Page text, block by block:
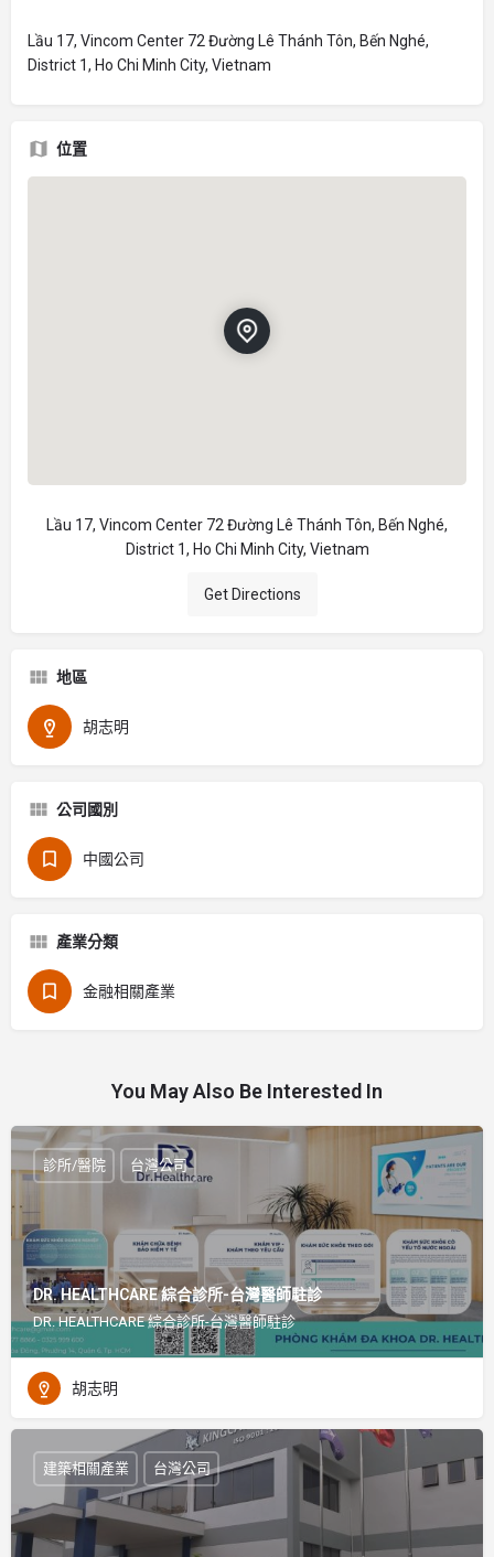
Lầu 17, Vincom Center 72 Đường Lê Thánh Tôn, Bến Nghé,
District 1, Ho Chi Minh City, Vietnam
位置
Lầu 17, Vincom Center 72 Đường Lê Thánh Tôn, Bến Nghé,
District 1, Ho Chi Minh City, Vietnam
Get Directions
地區
胡志明
公司國別
中國公司
產業分類
金融相關產業
You May Also Be Interested In
DR. HEALTHCARE 綜合診所-台灣醫師駐診
DR. HEALTHCARE 綜合診所-台灣醫師駐診
診所/醫院 台灣公司
胡志明
建築相關產業 台灣公司